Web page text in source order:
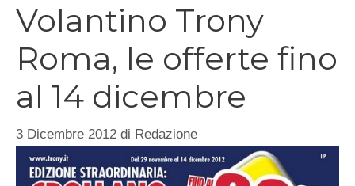
Volantino Trony
Roma, le offerte fino
al 14 dicembre
3 Dicembre 2012 di Redazione